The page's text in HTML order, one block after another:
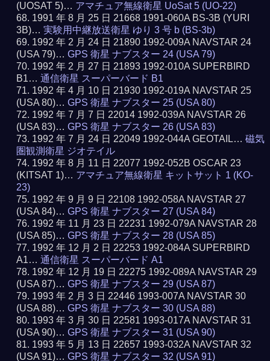
(UOSAT 5)… アマチュア無線衛星 UoSat 5 (UO-22)
1991 年 8 月 25 日 21668 1991-060A BS-3B (YURI
3B)…実験用中継放送衛星 ゆり 3 号 b (BS-3b)
1992 年 2 月 24 日 21890 1992-009A NAVSTAR 24
(USA 79)…GPS 衛星 ナブスター 24 (USA 79)
1992 年 2 月 27 日 21893 1992-010A SUPERBIRD
B1…通信衛星 スーパーバード B1
1992 年 4 月 10 日 21930 1992-019A NAVSTAR 25
(USA 80)…GPS 衛星 ナブスター 25 (USA 80)
1992 年 7 月 7 日 22014 1992-039A NAVSTAR 26
(USA 83)…GPS 衛星 ナブスター 26 (USA 83)
1992 年 7 月 24 日 22049 1992-044A GEOTAIL…磁気
圏観測衛星 ジオテイル
1992 年 8 月 11 日 22077 1992-052B OSCAR 23
(KITSAT 1)… アマチュア無線衛星 キットサット 1 (KO-
23)
1992 年 9 月 9 日 22108 1992-058A NAVSTAR 27
(USA 84)…GPS 衛星 ナブスター 27 (USA 84)
1992 年 11 月 23 日 22231 1992-079A NAVSTAR 28
(USA 85)…GPS 衛星 ナブスター 28 (USA 85)
1992 年 12 月 2 日 22253 1992-084A SUPERBIRD
A1…通信衛星 スーパーバード A1
1992 年 12 月 19 日 22275 1992-089A NAVSTAR 29
(USA 87)…GPS 衛星 ナブスター 29 (USA 87)
1993 年 2 月 3 日 22446 1993-007A NAVSTAR 30
(USA 88)…GPS 衛星 ナブスター 30 (USA 88)
1993 年 3 月 30 日 22581 1993-017A NAVSTAR 31
(USA 90)…GPS 衛星 ナブスター 31 (USA 90)
1993 年 5 月 13 日 22657 1993-032A NAVSTAR 32
(USA 91)…GPS 衛星 ナブスター 32 (USA 91)